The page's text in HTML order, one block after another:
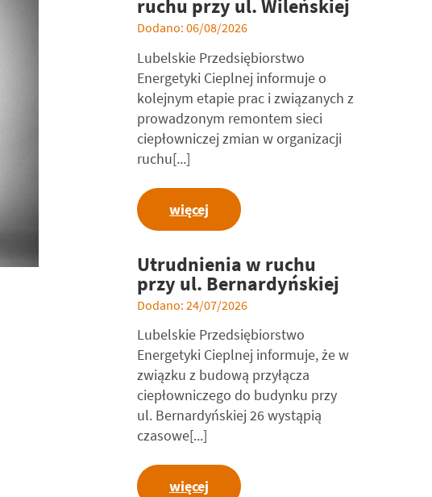
ruchu przy ul. Wileńskiej
Dodano: 06/08/2026
Lubelskie Przedsiębiorstwo
Energetyki Cieplnej informuje o
kolejnym etapie prac i związanych z
prowadzonym remontem sieci
ciepłowniczej zmian w organizacji
ruchu[...]
więcej
Utrudnienia w ruchu
przy ul. Bernardyńskiej
Dodano: 24/07/2026
Lubelskie Przedsiębiorstwo
Energetyki Cieplnej informuje, że w
związku z budową przyłącza
ciepłowniczego do budynku przy
ul. Bernardyńskiej 26 wystąpią
czasowe[...]
więcej